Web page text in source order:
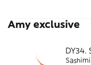
Amy exclusive
DY34.